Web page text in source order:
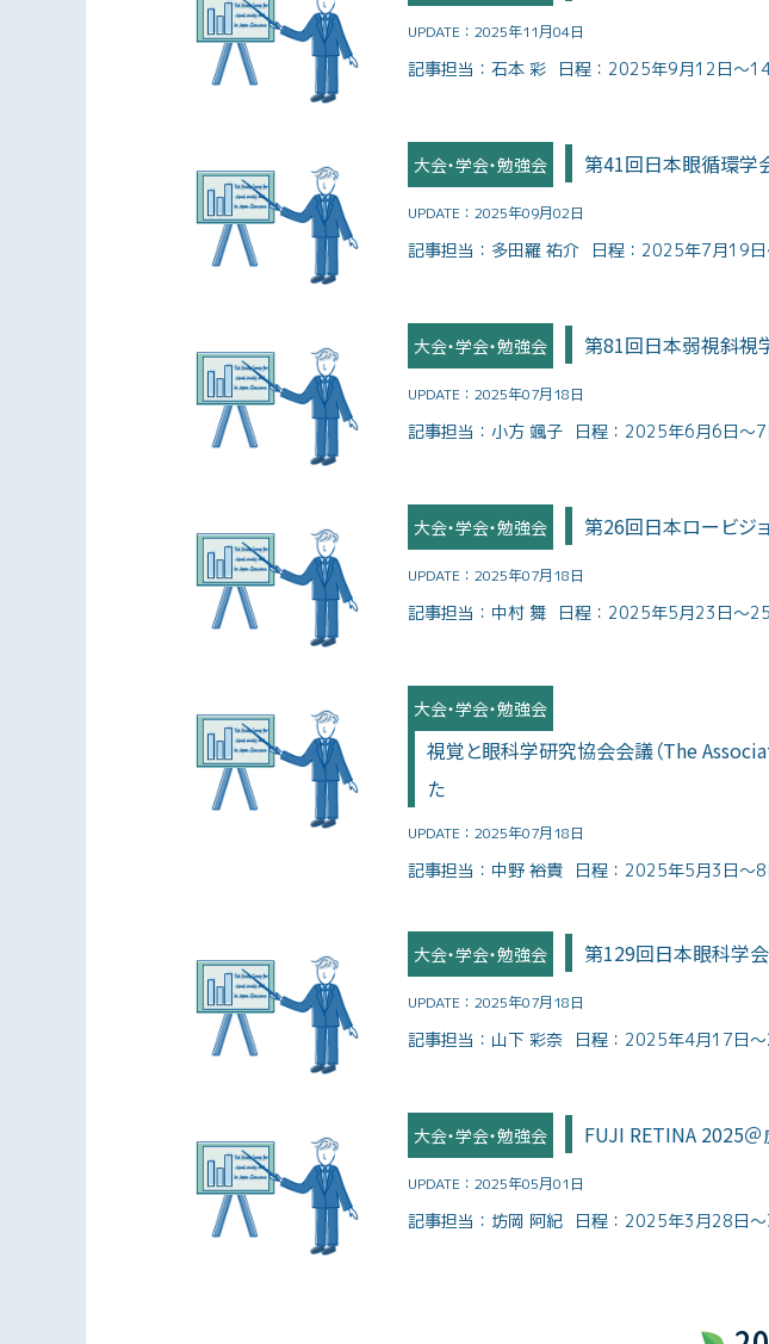
UPDATE： 2025年11月04日
記事担当： 石本 彩 日程： 2025年9月12日～
大会・学会・勉強会 第41回日本眼循環学
UPDATE： 2025年09月02日
記事担当： 多田羅 祐介 日程： 2025年7月19日
大会・学会・勉強会 第81回日本弱視斜視
UPDATE： 2025年07月18日
記事担当： 小方 颯子 日程： 2025年6月6日～7
大会・学会・勉強会 第26回日本ロービジ
UPDATE： 2025年07月18日
記事担当： 中村 舞 日程： 2025年5月23日～
大会・学会・勉強会
視覚と眼科学研究協会会議（The
た
UPDATE： 2025年07月18日
記事担当： 中野 裕貴 日程： 2025年5月3日～8
大会・学会・勉強会 第129回日本眼科学
UPDATE： 2025年07月18日
記事担当： 山下 彩奈 日程： 2025年4月17日
大会・学会・勉強会 FUJI RETINA 2025＠
UPDATE： 2025年05月01日
記事担当： 坊岡 阿紀 日程： 2025年3月28日